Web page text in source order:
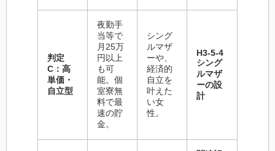
判定
C：高
単価・
自立型
夜勤手
当等で
月25万
円以上
も可
能。個
室寮無
料で最
速の貯
金。
シング
ルマザ
ーや、
経済的
自立を
叶えた
い女
性。
H3-5-4
シング
ルマザ
ーの設
計